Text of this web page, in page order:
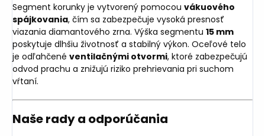
Segment korunky je vytvorený pomocou vákuového
spájkovania, čím sa zabezpečuje vysoká presnosť
viazania diamantového zrna. Výška segmentu 15 mm
poskytuje dlhšiu životnosť a stabilný výkon. Oceľové telo
je odľahčené ventilačnými otvormi, ktoré zabezpečujú
odvod prachu a znižujú riziko prehrievania pri suchom
vŕtaní.
Naše rady a odporúčania